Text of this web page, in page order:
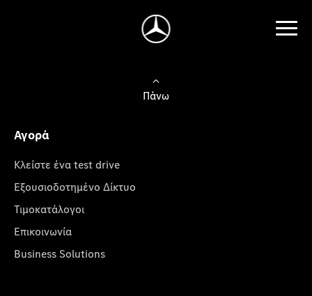
Πάνω
Αγορά
Κλείστε ένα test drive
Εξουσιοδοτημένο Δίκτυο
Τιμοκατάλογοι
Επικοινωνία
Business Solutions